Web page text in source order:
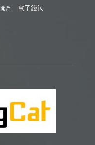
開戶 電子錢包